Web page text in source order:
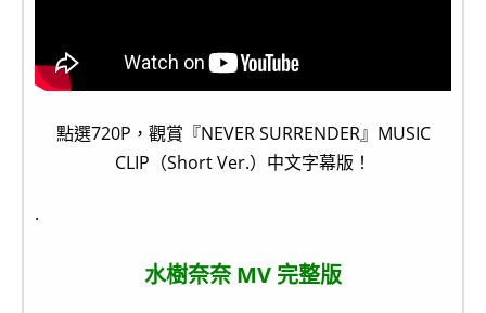
點選720P，觀賞『NEVER SURRENDER』MUSIC
CLIP（Short Ver.）中文字幕版！
.
水樹奈奈 MV 完整版